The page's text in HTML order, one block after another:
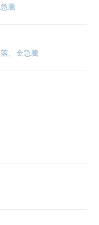
騰
、金急騰